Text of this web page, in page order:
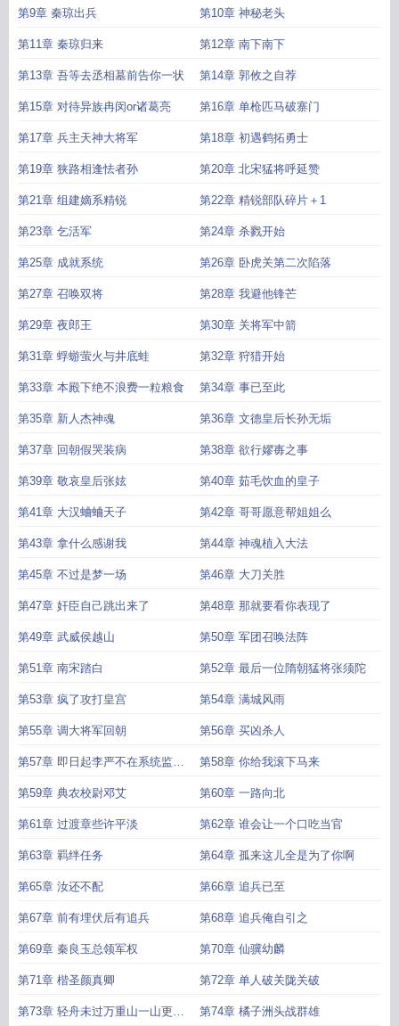
第9章 秦琼出兵 第10章 神秘老头
第11章 秦琼归来 第12章 南下南下
第13章 吾等去丞相墓前告你一状 第14章 郭攸之自荐
第15章 对待异族冉闵or诸葛亮 第16章 单枪匹马破寨门
第17章 兵主天神大将军 第18章 初遇鹤拓勇士
第19章 狭路相逢怯者孙 第20章 北宋猛将呼延赞
第21章 组建嫡系精锐 第22章 精锐部队碎片＋1
第23章 乞活军 第24章 杀戮开始
第25章 成就系统 第26章 卧虎关第二次陷落
第27章 召唤双将 第28章 我避他锋芒
第29章 夜郎王 第30章 关将军中箭
第31章 蜉蝣萤火与井底蛙 第32章 狩猎开始
第33章 本殿下绝不浪费一粒粮食 第34章 事已至此
第35章 新人杰神魂 第36章 文德皇后长孙无垢
第37章 回朝假哭装病 第38章 欲行嫪毐之事
第39章 敬哀皇后张妶 第40章 茹毛饮血的皇子
第41章 大汉蛐蛐天子 第42章 哥哥愿意帮姐姐么
第43章 拿什么感谢我 第44章 神魂植入大法
第45章 不过是梦一场 第46章 大刀关胜
第47章 奸臣自己跳出来了 第48章 那就要看你表现了
第49章 武威侯越山 第50章 军团召唤法阵
第51章 南宋踏白 第52章 最后一位隋朝猛将张须陀
第53章 疯了攻打皇宫 第54章 满城风雨
第55章 调大将军回朝 第56章 买凶杀人
第57章 即日起李严不在系统监控
范围内
第58章 你给我滚下马来
第59章 典农校尉邓艾 第60章 一路向北
第61章 过渡章些许平淡 第62章 谁会让一个口吃当官
第63章 羁绊任务 第64章 孤来这儿全是为了你啊
第65章 汝还不配 第66章 追兵已至
第67章 前有埋伏后有追兵 第68章 追兵俺自引之
第69章 秦良玉总领军权 第70章 仙骥幼麟
第71章 楷圣颜真卿 第72章 单人破关陇关破
第73章 轻舟未过万重山一山更比 第74章 橘子洲头战群雄